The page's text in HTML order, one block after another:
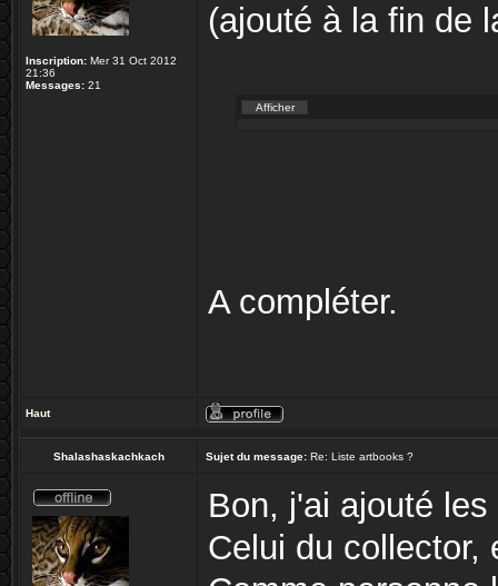
Inscription: Mer 31 Oct 2012
21:36
Messages: 21
(ajouté à la fin de
A compléter.
Haut
Shalashaskachkach Sujet du message: Re: Liste artbooks ?
Bon, j'ai ajouté
Celui du collector,